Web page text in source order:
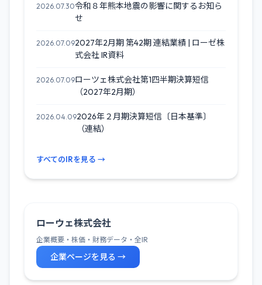
2026.07.30令和８年熊本地震の影響に関するお知ら
せ
2026.07.092027年2月期 第42期 連結業績 | ローゼ株
式会社 IR資料
2026.07.09ローツェ株式会社第1四半期決算短信
（2027年2月期）
2026.04.092026年２月期決算短信〔日本基準〕
（連結）
すべてのIRを見る →
ローウェ株式会社
企業概要・株価・財務データ・全IR
企業ページを見る →